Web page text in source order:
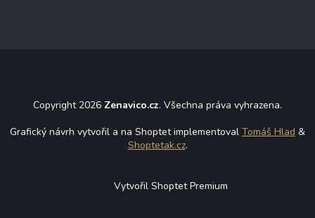
Copyright 2026 Zenavico.cz. Všechna práva vyhrazena.
Grafický návrh vytvořil a na Shoptet implementoval Tomáš Hlad &
Shoptetak.cz.
Vytvořil Shoptet Premium